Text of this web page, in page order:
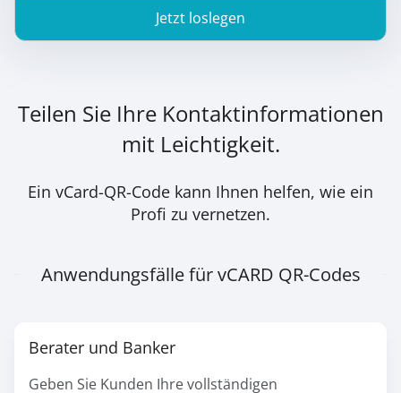
Jetzt loslegen
Teilen Sie Ihre Kontaktinformationen
mit Leichtigkeit.
Ein vCard-QR-Code kann Ihnen helfen, wie ein
Profi zu vernetzen.
Anwendungsfälle für vCARD QR-Codes
Berater und Banker
Geben Sie Kunden Ihre vollständigen